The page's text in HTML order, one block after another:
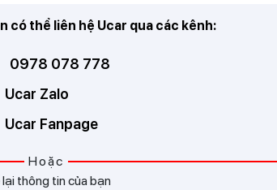
có thể liên hệ Ucar qua các kênh:
0978 078 778
Ucar Zalo
Ucar Fanpage
Hoặc
thông tin của bạn